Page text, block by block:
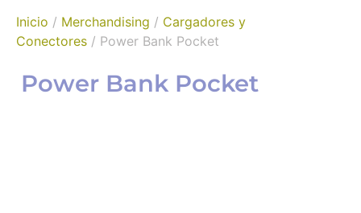
Inicio / Merchandising / Cargadores y
Conectores / Power Bank Pocket
Power Bank Pocket